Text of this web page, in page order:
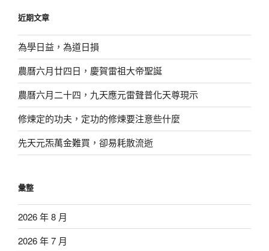
字:
近期文章
為學日益，為道日損
農曆六月廿四日，慶賀雷祖大帝聖誕
農曆六月二十四，九天應元雷聲普化天尊現示
修煉定的功夫，定功的修煉要注意些什麼
先天元炁萬金難買，卻易耗散流逝
彙整
2026 年 8 月
2026 年 7 月